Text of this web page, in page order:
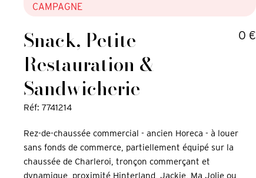
CAMPAGNE
Snack, Petite
Restauration &
Sandwicherie
0 €
Réf: 7741214
Rez-de-chaussée commercial - ancien Horeca - à louer
sans fonds de commerce, partiellement équipé sur la
chaussée de Charleroi, tronçon commerçant et
dynamique, proximité Hinterland, Jackie, Ma Jolie ou